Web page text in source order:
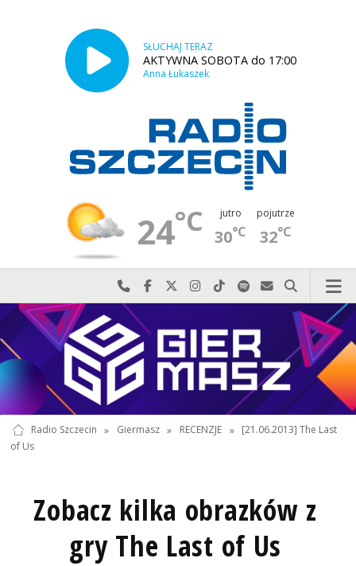
SŁUCHAJ TERAZ
AKTYWNA SOBOTA do 17:00
Anna Łukaszek
24°C jutro
30°C
pojutrze
32°C
Najlepiej po prostu do nas zadzwoń
Odwiedź nas na Facebook-u
Odwiedź nas na X
Odwiedź nas na Instagram-ie
Odwiedź nas na TikTok-u
Szukaj nas na Spotify
Wyślij do nas
Szukaj
Radio Szczecin » Giermasz » RECENZJE » [21.06.2013] The Last
of Us
Zobacz kilka obrazków z
gry The Last of Us